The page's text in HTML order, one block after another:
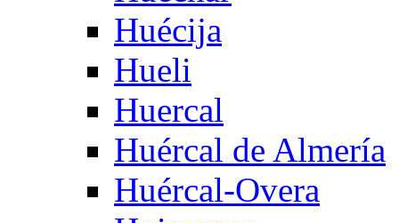
Huécija
Hueli
Huercal
Huércal de Almería
Huércal-Overa